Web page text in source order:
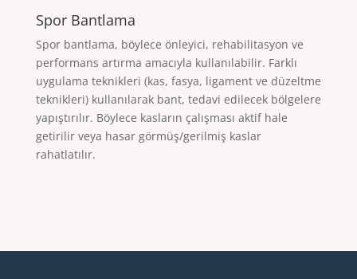
Spor Bantlama
Spor bantlama, böylece önleyici, rehabilitasyon ve
performans artırma amacıyla kullanılabilir. Farklı
uygulama teknikleri (kas, fasya, ligament ve düzeltme
teknikleri) kullanılarak bant, tedavi edilecek bölgelere
yapıştırılır. Böylece kasların çalışması aktif hale
getirilir veya hasar görmüş/gerilmiş kaslar
rahatlatılır.